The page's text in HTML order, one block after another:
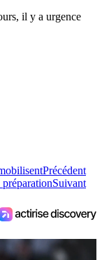
il y a urgence
Précédent
préparationSuivant